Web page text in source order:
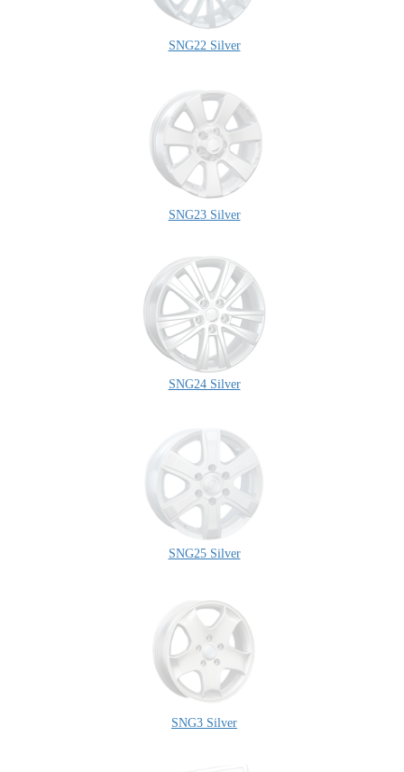
SNG22 Silver
SNG23 Silver
SNG24 Silver
SNG25 Silver
SNG3 Silver